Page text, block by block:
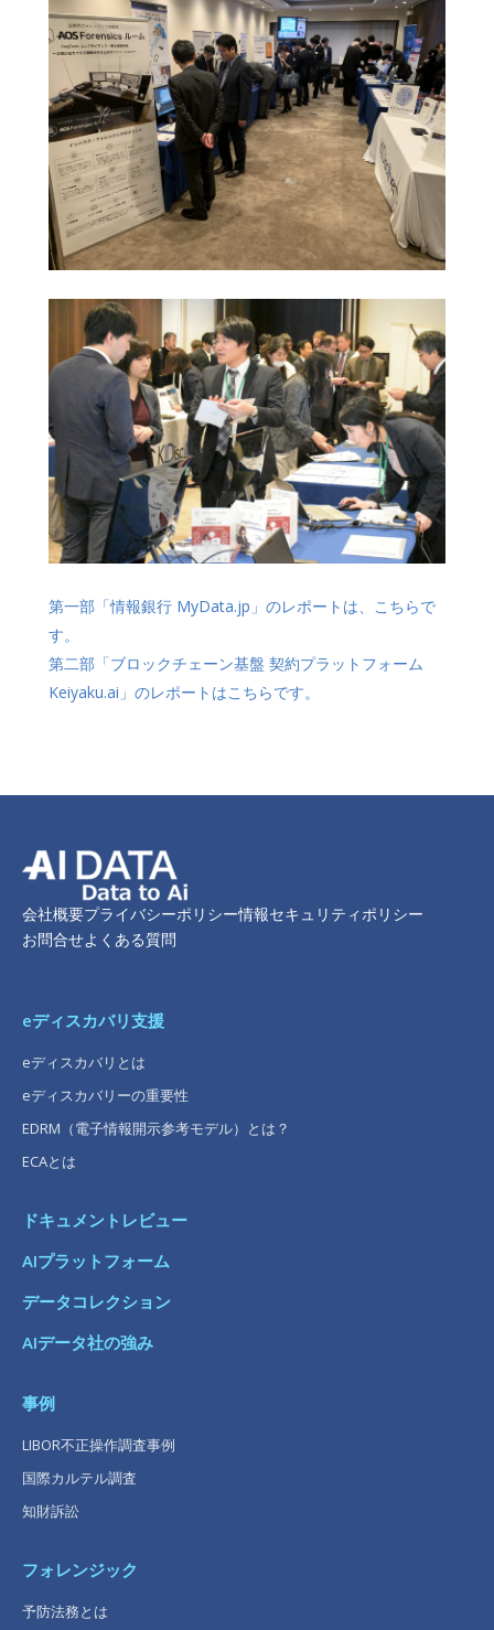
第一部「情報銀行 MyData.jp」のレポートは、こちらで
す。
第二部「ブロックチェーン基盤 契約プラットフォーム
Keiyaku.ai」のレポートはこちらです。
会社概要プライバシーポリシー情報セキュリティポリシー
お問合せよくある質問
eディスカバリ支援
eディスカバリとは
eディスカバリーの重要性
EDRM（電子情報開示参考モデル）とは？
ECAとは
ドキュメントレビュー
AIプラットフォーム
データコレクション
AIデータ社の強み
事例
LIBOR不正操作調査事例
国際カルテル調査
知財訴訟
フォレンジック
予防法務とは